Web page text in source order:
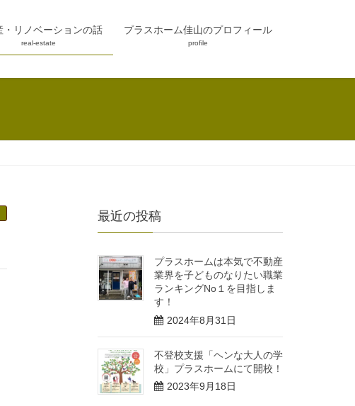
・リノベーションの話
real-estate
プラスホーム佳山のプロフィール
profile
最近の投稿
プラスホームは本気で不動産
業界を子どものなりたい職業
ランキングNo１を目指しま
す！
2024年8月31日
不登校支援「ヘンな大人の学
校」プラスホームにて開校！
2023年9月18日